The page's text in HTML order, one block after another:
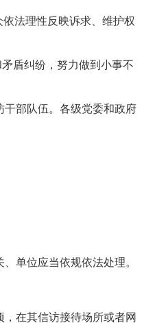
法理性反映诉求、维护权
盾纠纷，努力做到小事不
部队伍。各级党委和政府
单位应当依规依法处理。
在其信访接待场所或者网